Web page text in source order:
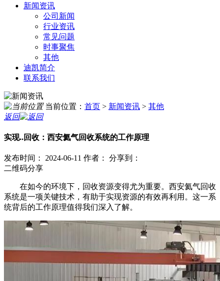
新闻资讯
公司新闻
行业资讯
常见问题
时事聚焦
其他
迪凯简介
联系我们
当前位置： 首页 > 新闻资讯 > 其他
返回
实现..回收：西安氦气回收系统的工作原理
发布时间： 2024-06-11 作者：
分享到：
二维码分享
在如今的环境下，回收资源变得尤为重要。西安氦气回收
系统是一项关键技术，有助于实现资源的有效再利用。这一系
统背后的工作原理值得我们深入了解。